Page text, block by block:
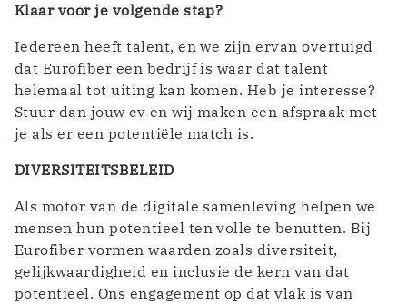
Klaar voor je volgende stap?
Iedereen heeft talent, en we zijn ervan overtuigd
dat Eurofiber een bedrijf is waar dat talent
helemaal tot uiting kan komen. Heb je interesse?
Stuur dan jouw cv en wij maken een afspraak met
je als er een potentiële match is.
DIVERSITEITSBELEID
Als motor van de digitale samenleving helpen we
mensen hun potentieel ten volle te benutten. Bij
Eurofiber vormen waarden zoals diversiteit,
gelijkwaardigheid en inclusie de kern van dat
potentieel. Ons engagement op dat vlak is van